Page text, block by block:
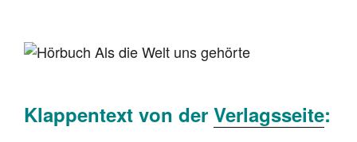
Klappentext von der Verlagsseite: